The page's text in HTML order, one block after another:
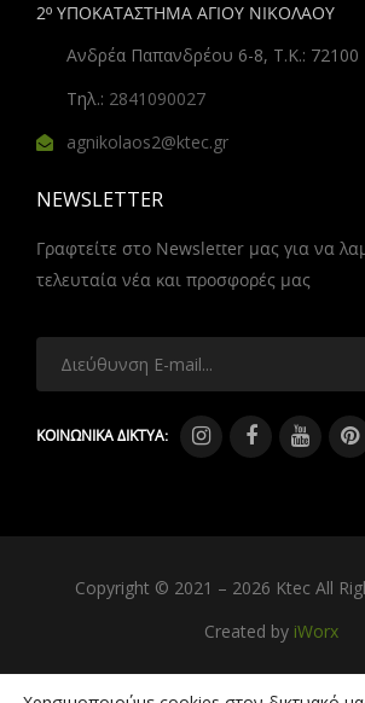
2º ΥΠΟΚΑΤΑΣΤΗΜΑ ΑΓΙΟΥ ΝΙΚΟΛΑΟΥ
Ανδρέα Παπανδρέου 6-8, Τ.Κ.: 72100
Τηλ.: 2841090027
agnikolaos2@ktec.gr
NEWSLETTER
Γραφτείτε στο Newsletter μας για να
τελευταία νέα και προσφορές μας
ΚΟΙΝΩΝΙΚΑ ΔΙΚΤΥΑ:
Copyright © 2021 – 2026 Ktec All
Created by iWorx